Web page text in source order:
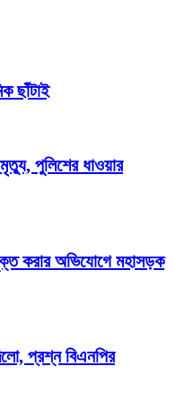
ছাঁটাই
পুলিশের ধাওয়ার
করার অভিযোগে মহাসড়ক
প্রশ্ন বিএনপির